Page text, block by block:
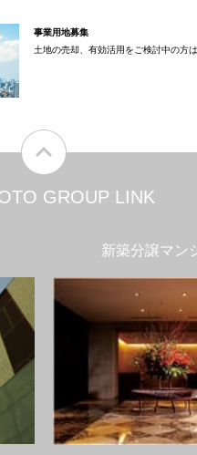
事業用地募集
土地の売却、有効活用をご検討中の方
GROUP LINK
新築分譲マン